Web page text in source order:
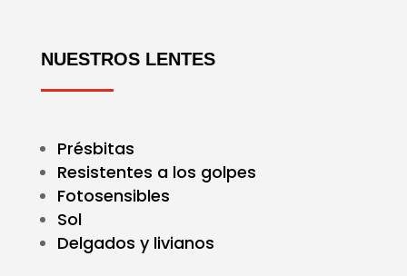
NUESTROS LENTES
Présbitas
Resistentes a los golpes
Fotosensibles
Sol
Delgados y livianos